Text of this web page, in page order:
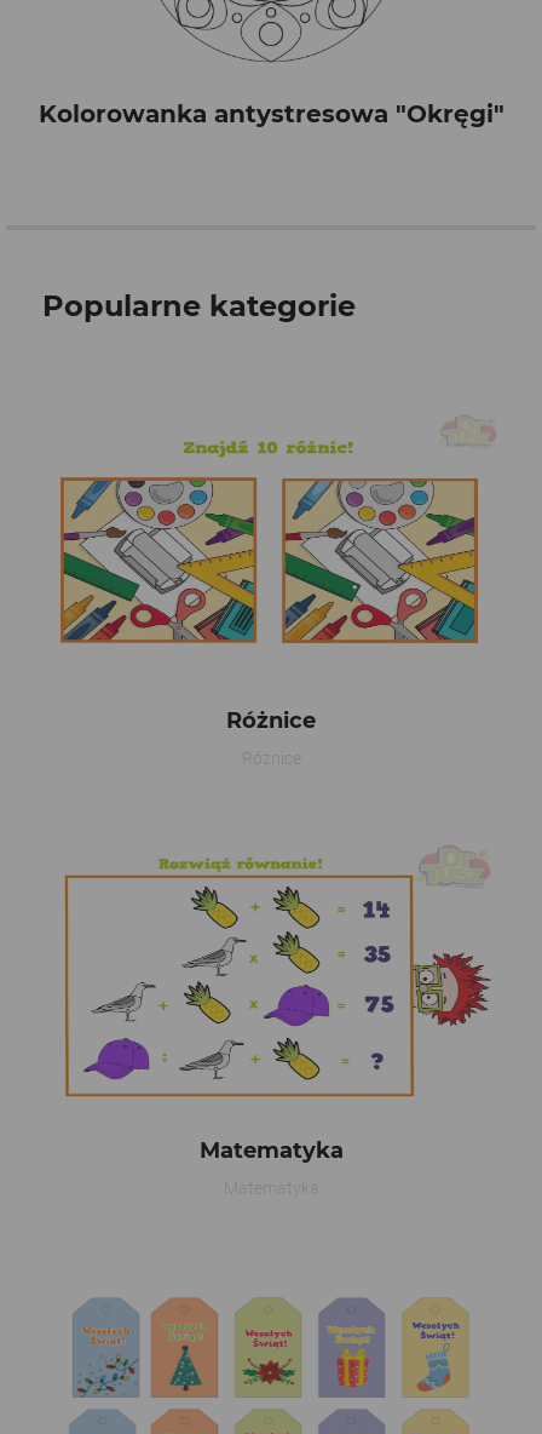
Kolorowanka antystresowa "Okręgi"
Popularne kategorie
Różnice
Różnice
Matematyka
Matematyka